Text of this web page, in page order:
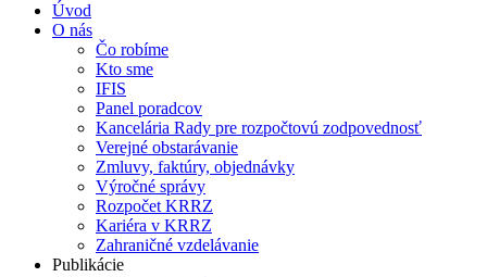
Úvod
O nás
Čo robíme
Kto sme
IFIS
Panel poradcov
Kancelária Rady pre rozpočtovú zodpovednosť
Verejné obstarávanie
Zmluvy, faktúry, objednávky
Výročné správy
Rozpočet KRRZ
Kariéra v KRRZ
Zahraničné vzdelávanie
Publikácie